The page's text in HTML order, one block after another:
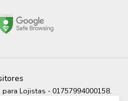
Lojistas - 01757994000158.